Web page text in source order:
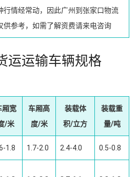
行情经常动，因此广州到张家口物流
供参考，如需了解资费请来电咨询
运运输车辆规格
厢宽
/米
车厢高
度/米
装载体
积/立方
装载重
量/吨
1.8 1.7-2.0 2.4-4.0 0.5-0.8